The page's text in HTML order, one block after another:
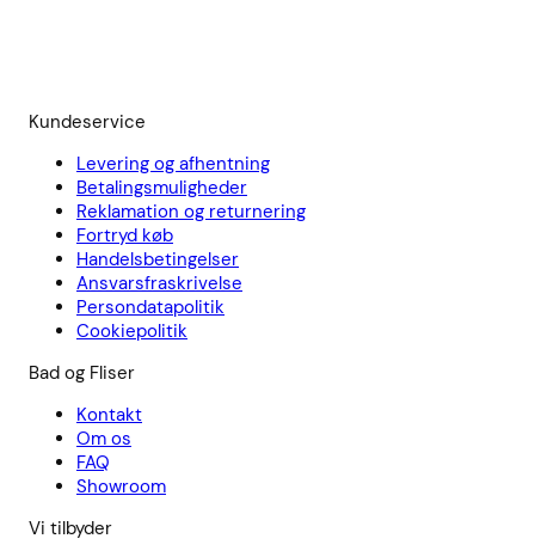
Kundeservice
Levering og afhentning
Betalingsmuligheder
Reklamation og returnering
Fortryd køb
Handelsbetingelser
Ansvarsfraskrivelse
Persondatapolitik
Cookiepolitik
Bad og Fliser
Kontakt
Om os
FAQ
Showroom
Vi tilbyder